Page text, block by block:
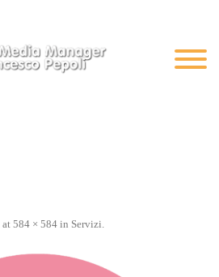
at 584 × 584 in Servizi.